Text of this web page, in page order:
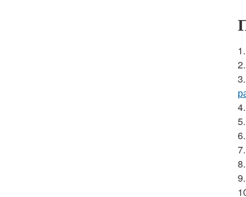
1.
2.
3.
4.
5.
6.
7.
8.
9.